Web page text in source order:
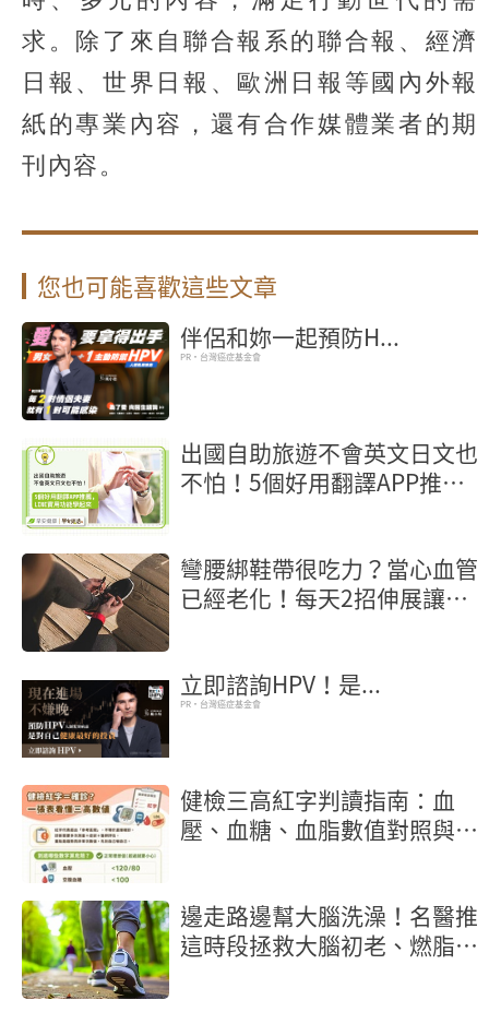
求。除了來自聯合報系的聯合報、經濟
日報、世界日報、歐洲日報等國內外報
紙的專業內容，還有合作媒體業者的期
刊內容。
您也可能喜歡這些文章
伴侶和妳一起預防H...
PR・台灣癌症基金會
出國自助旅遊不會英文日文也
不怕！5個好用翻譯APP推
彎腰綁鞋帶很吃力？當心血管
已經老化！每天2招伸展讓血
立即諮詢HPV！是...
PR・台灣癌症基金會
健檢三高紅字判讀指南：血
壓、血糖、血脂數值對照與行
邊走路邊幫大腦洗澡！名醫推
這時段拯救大腦初老、燃脂又